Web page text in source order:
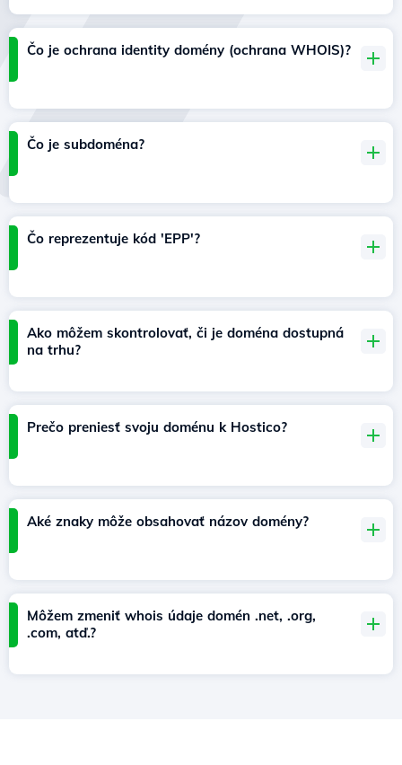
Čo je ochrana identity domény (ochrana WHOIS)?
Čo je subdoména?
Čo reprezentuje kód 'EPP'?
Ako môžem skontrolovať, či je doména dostupná
na trhu?
Prečo preniesť svoju doménu k Hostico?
Aké znaky môže obsahovať názov domény?
Môžem zmeniť whois údaje domén .net, .org,
.com, atď.?